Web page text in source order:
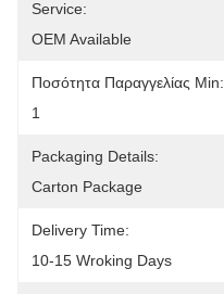
Service:
OEM Available
Ποσότητα Παραγγελίας Min:
1
Packaging Details:
Carton Package
Delivery Time:
10-15 Wroking Days